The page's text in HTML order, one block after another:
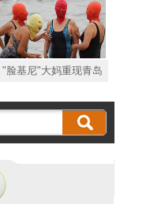
"脸基尼"大妈重现青岛